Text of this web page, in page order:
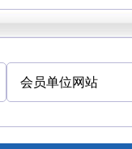
会员单位网站